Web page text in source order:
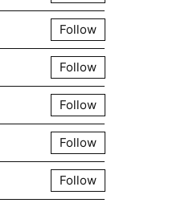
Follow
Follow
Follow
Follow
Follow